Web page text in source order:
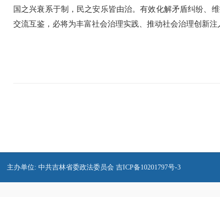
国之兴衰系于制，民之安乐皆由治。有效化解矛盾纠纷、
交流互鉴，必将为丰富社会治理实践、推动社会治理创新
主办单位: 中共吉林省委政法委员会 吉ICP备10201797号-3